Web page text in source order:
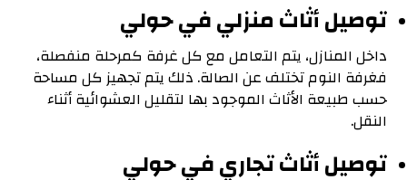
توصيل أثاث منزلي في حولي
داخل المنازل، يتم التعامل مع كل غرفة كمرحلة منفصلة،
فغرفة النوم تختلف عن الصالة. ذلك يتم تجهيز كل مساحة
حسب طبيعة الأثاث الموجود بها لتقليل العشوائية أثناء
النقل.
توصيل أثاث تجاري في حولي